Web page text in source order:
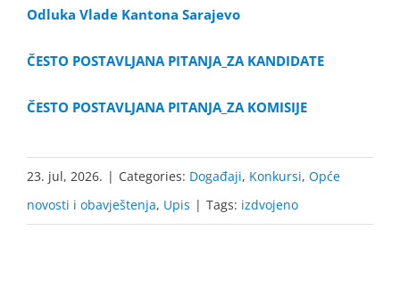
Odluka Vlade Kantona Sarajevo
ČESTO POSTAVLJANA PITANJA_ZA KANDIDATE
ČESTO POSTAVLJANA PITANJA_ZA KOMISIJE
23. jul, 2026. | Categories: Događaji, Konkursi, Opće
novosti i obavještenja, Upis | Tags: izdvojeno